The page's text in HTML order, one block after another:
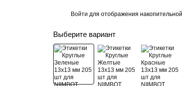
Войти для отображения накопительной
Выберите вариант